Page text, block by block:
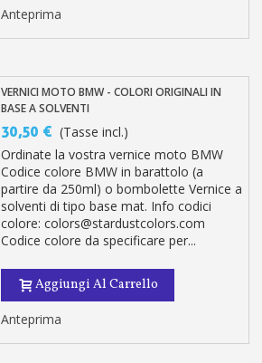
Anteprima
VERNICI MOTO BMW - COLORI ORIGINALI IN
BASE A SOLVENTI
30,50 € (Tasse incl.)
Ordinate la vostra vernice moto BMW
Codice colore BMW in barattolo (a
partire da 250ml) o bombolette Vernice a
solventi di tipo base mat. Info codici
colore: colors@stardustcolors.com
Codice colore da specificare per...
Aggiungi Al Carrello
Anteprima